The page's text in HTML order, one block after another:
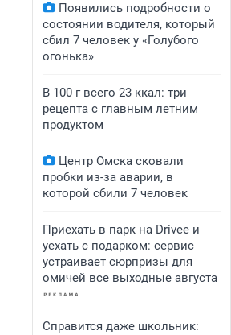
Появились подробности о
состоянии водителя, который
сбил 7 человек у «Голубого
огонька»
В 100 г всего 23 ккал: три
рецепта с главным летним
продуктом
Центр Омска сковали
пробки из-за аварии, в
которой сбили 7 человек
Приехать в парк на Drivee и
уехать с подарком: сервис
устраивает сюрпризы для
омичей все выходные августа
Справится даже школьник: